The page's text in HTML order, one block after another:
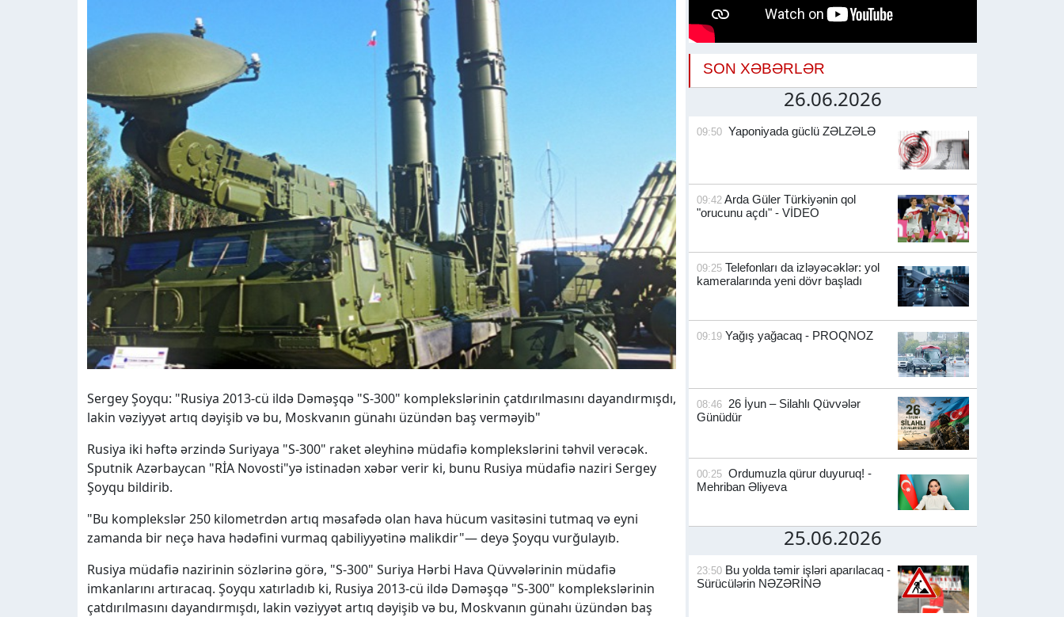
Sergey Şoyqu: "Rusiya 2013-cü ildə Dəməşqə "S-300" komplekslərinin çatdırılmasını dayandırmışdı,
lakin vəziyyət artıq dəyişib və bu, Moskvanın günahı üzündən baş verməyib"
Rusiya iki həftə ərzində Suriyaya "S-300" raket əleyhinə müdafiə komplekslərini təhvil verəcək.
Sputnik Azərbaycan "RİA Novosti"yə istinadən xəbər verir ki, bunu Rusiya müdafiə naziri Sergey
Şoyqu bildirib.
"Bu komplekslər 250 kilometrdən artıq məsafədə olan hava hücum vasitəsini tutmaq və eyni
zamanda bir neçə hava hədəfini vurmaq qabiliyyətinə malikdir"— deyə Şoyqu vurğulayıb.
Rusiya müdafiə nazirinin sözlərinə görə, "S-300" Suriya Hərbi Hava Qüvvələrinin müdafiə
imkanlarını artıracaq. Şoyqu xatırladıb ki, Rusiya 2013-cü ildə Dəməşqə "S-300" komplekslərinin
çatdırılmasını dayandırmışdı, lakin vəziyyət artıq dəyişib və bu, Moskvanın günahı üzündən baş
SON XƏBƏRLƏR
26.06.2026
09:50 Yaponiyada güclü ZƏLZƏLƏ
09:42 Arda Güler Türkiyənin qol
"orucunu açdı" - VİDEO
09:25 Telefonları da izləyəcəklər: yol
kameralarında yeni dövr başladı
09:19 Yağış yağacaq - PROQNOZ
08:46 26 İyun – Silahlı Qüvvələr
Günüdür
00:25 Ordumuzla qürur duyuruq! -
Mehriban Əliyeva
25.06.2026
23:50 Bu yolda təmir işləri aparılacaq -
Sürücülərin NƏZƏRİNƏ